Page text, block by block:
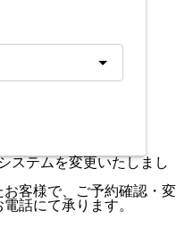
ステムを変更いたしまし
お客様で、ご予約確認・変
話にて承ります。